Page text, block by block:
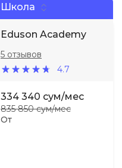
Школа
Eduson Academy
4.7
5 отзывов
От
334 340 сум/мес
835 850 сум/мес